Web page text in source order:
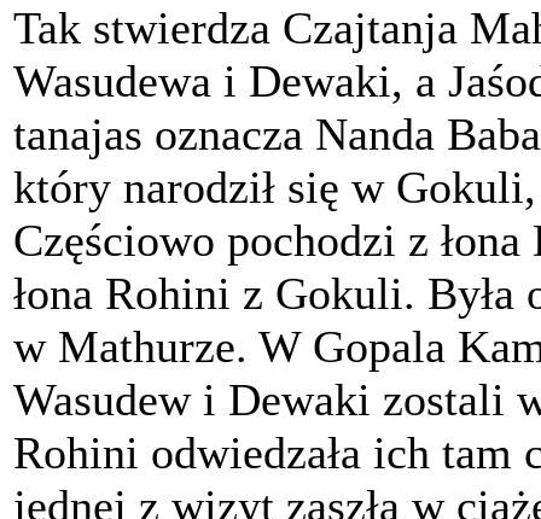
Tak stwierdza Czajtanja
Wasudewa i Dewaki, a
tanajas oznacza Nanda
który narodził się w
Częściowo pochodzi z
łona Rohini z Gokuli. Była
w Mathurze. W Gopala
Wasudew i Dewaki zostali
Rohini odwiedzała ich tam
jednej z wizyt zaszła w